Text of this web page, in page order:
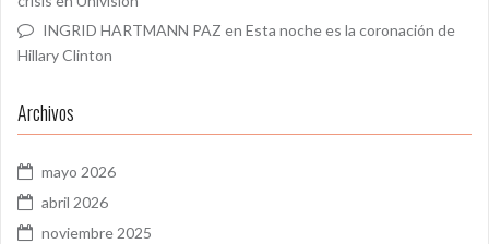
INGRID HARTMANN PAZ en Esta noche es la coronación de
Hillary Clinton
Archivos
mayo 2026
abril 2026
noviembre 2025